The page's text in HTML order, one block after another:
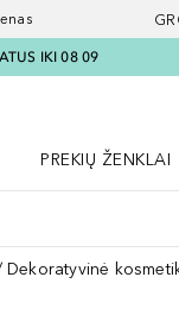
IKI 08 09
pagrindinį
PREKIŲ ŽENKLAI
Dekoratyvinė